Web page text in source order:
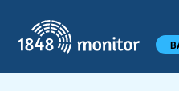
Hoofdmenu